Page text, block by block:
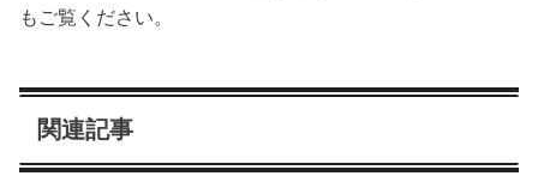
もご覧ください。
関連記事